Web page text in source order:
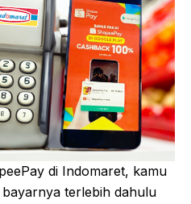
di Indomaret, kamu
terlebih dahulu